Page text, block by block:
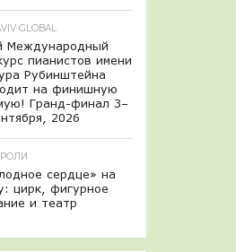
GLOBAL
Международный
пианистов имени
Рубинштейна
на финишную
Гранд-финал 3–
2026
сердце» на
цирк, фигурное
и театр